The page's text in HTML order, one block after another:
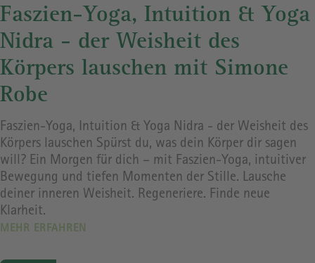
Faszien-Yoga, Intuition & Yoga
Nidra - der Weisheit des
Körpers lauschen mit Simone
Robe
Faszien-Yoga, Intuition & Yoga Nidra - der Weisheit des
Körpers lauschen Spürst du, was dein Körper dir sagen
will? Ein Morgen für dich – mit Faszien-Yoga, intuitiver
Bewegung und tiefen Momenten der Stille. Lausche
deiner inneren Weisheit. Regeneriere. Finde neue
Klarheit.
MEHR ERFAHREN